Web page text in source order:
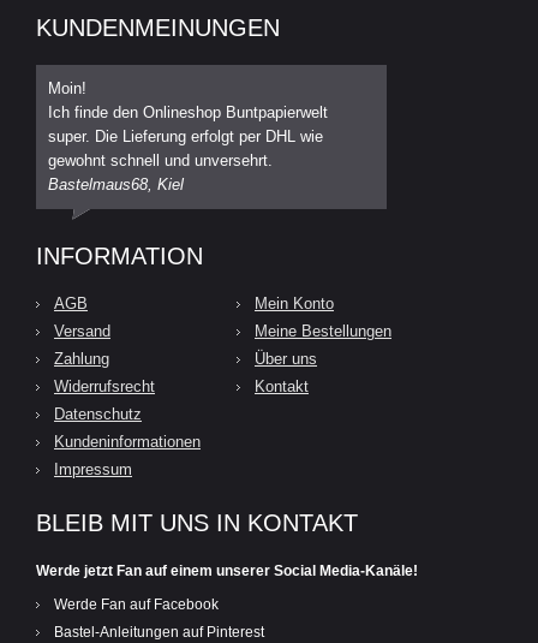
KUNDENMEINUNGEN
Moin!
Ich finde den Onlineshop Buntpapierwelt
super. Die Lieferung erfolgt per DHL wie
gewohnt schnell und unversehrt.
Bastelmaus68, Kiel
INFORMATION
AGB
Versand
Zahlung
Widerrufsrecht
Datenschutz
Kundeninformationen
Impressum
Mein Konto
Meine Bestellungen
Über uns
Kontakt
BLEIB MIT UNS IN KONTAKT
Werde jetzt Fan auf einem unserer Social Media-Kanäle!
Werde Fan auf Facebook
Bastel-Anleitungen auf Pinterest